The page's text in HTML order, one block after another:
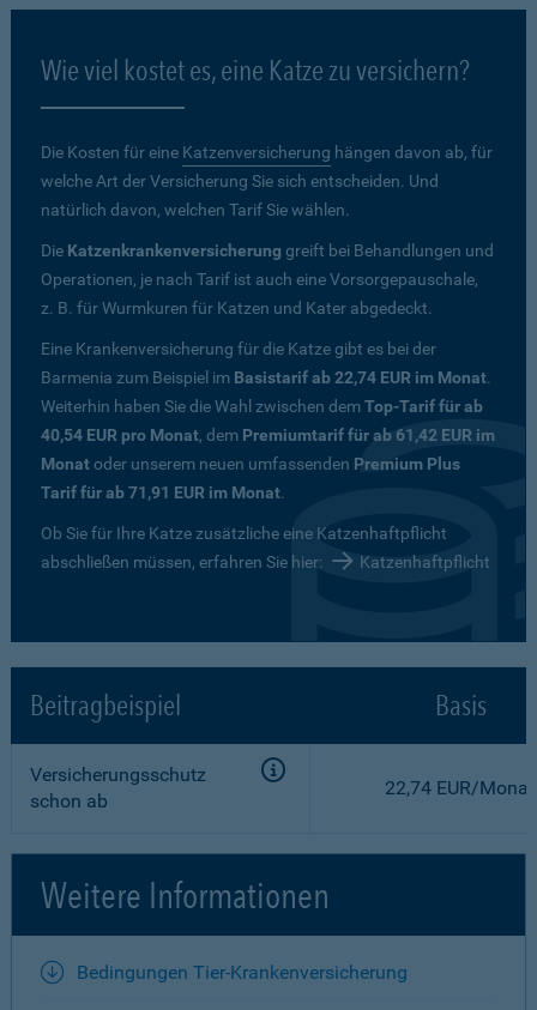
Wie viel kostet es, eine Katze zu versichern?
Die Kosten für eine Katzenversicherung hängen davon ab, für
welche Art der Versicherung Sie sich entscheiden. Und
natürlich davon, welchen Tarif Sie wählen.
Die Katzenkrankenversicherung greift bei Behandlungen und
Operationen, je nach Tarif ist auch eine Vorsorgepauschale,
z. B. für Wurmkuren für Katzen und Kater abgedeckt.
Eine Krankenversicherung für die Katze gibt es bei der
Barmenia zum Beispiel im Basistarif ab 22,74 EUR im Monat.
Weiterhin haben Sie die Wahl zwischen demTop-Tarif für ab
40,54 EUR pro Monat, dem Premiumtarif für ab 61,42 EUR im
Monatoder unserem neuen umfassenden Premium Plus
Tarif für ab 71,91 EUR im Monat.
Ob Sie für Ihre Katze zusätzliche eine Katzenhaftpflicht
abschließen müssen, erfahren Sie hier:
Katzenhaftpflicht
Beitragbeispiel Basis
Versicherungsschutz
schon ab
22,74 EUR/Monat
Weitere Informationen
Bedingungen Tier-Krankenversicherung